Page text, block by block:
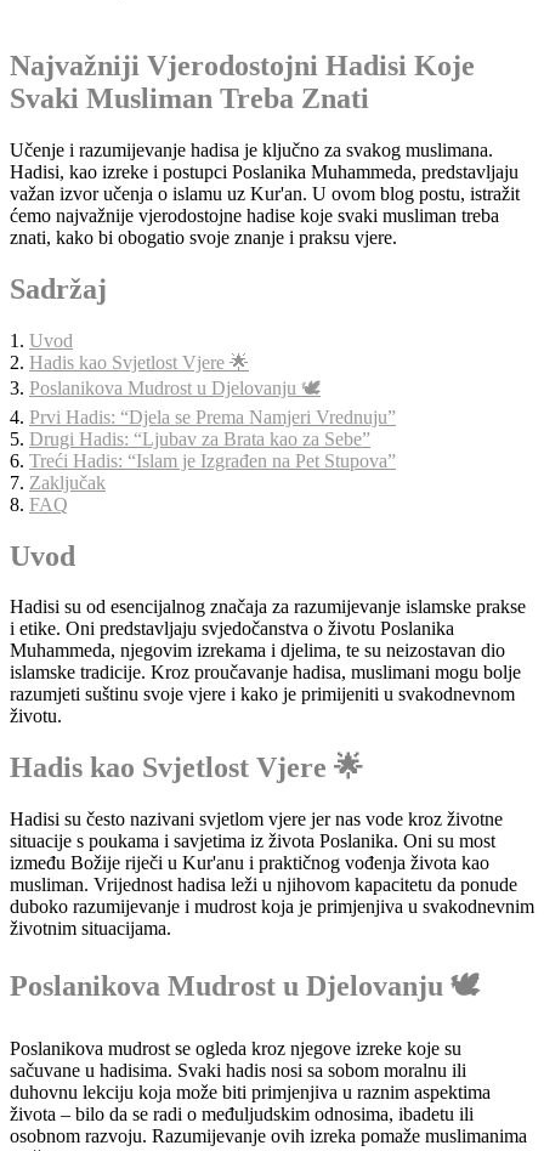
Najvažniji Vjerodostojni Hadisi Koje
Svaki Musliman Treba Znati
Učenje i razumijevanje hadisa je ključno za svakog muslimana.
Hadisi, kao izreke i postupci Poslanika Muhammeda, predstavljaju
važan izvor učenja o islamu uz Kur'an. U ovom blog postu, istražit
ćemo najvažnije vjerodostojne hadise koje svaki musliman treba
znati, kako bi obogatio svoje znanje i praksu vjere.
Sadržaj
1. Uvod
2. Hadis kao Svjetlost Vjere 🌟
3. Poslanikova Mudrost u Djelovanju 🕊️
4. Prvi Hadis: “Djela se Prema Namjeri Vrednuju”
5. Drugi Hadis: “Ljubav za Brata kao za Sebe”
6. Treći Hadis: “Islam je Izgrađen na Pet Stupova”
7. Zaključak
8. FAQ
Uvod
Hadisi su od esencijalnog značaja za razumijevanje islamske prakse
i etike. Oni predstavljaju svjedočanstva o životu Poslanika
Muhammeda, njegovim izrekama i djelima, te su neizostavan dio
islamske tradicije. Kroz proučavanje hadisa, muslimani mogu bolje
razumjeti suštinu svoje vjere i kako je primijeniti u svakodnevnom
životu.
Hadis kao Svjetlost Vjere 🌟
Hadisi su često nazivani svjetlom vjere jer nas vode kroz životne
situacije s poukama i savjetima iz života Poslanika. Oni su most
između Božije riječi u Kur'anu i praktičnog vođenja života kao
musliman. Vrijednost hadisa leži u njihovom kapacitetu da ponude
duboko razumijevanje i mudrost koja je primjenjiva u svakodnevnim
životnim situacijama.
Poslanikova Mudrost u Djelovanju 🕊️
Poslanikova mudrost se ogleda kroz njegove izreke koje su
sačuvane u hadisima. Svaki hadis nosi sa sobom moralnu ili
duhovnu lekciju koja može biti primjenjiva u raznim aspektima
života – bilo da se radi o međuljudskim odnosima, ibadetu ili
osobnom razvoju. Razumijevanje ovih izreka pomaže muslimanima